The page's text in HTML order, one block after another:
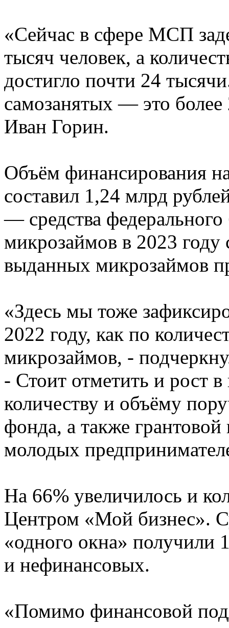
«Сейчас в сфере МСП
тысяч человек, а
достигло почти 24
самозанятых — это более
Иван Горин.
Объём финансирования
составил 1,24 млрд
— средства
микрозаймов в 2023 году
выданных микрозаймов
«Здесь мы тоже
2022 году, как по
микрозаймов, -
- Стоит отметить и рост
количеству и объёму
фонда, а также
молодых
На 66% увеличилось и
Центром «Мой бизнес».
«одного окна» получили
и нефинансовых.
«Помимо финансовой